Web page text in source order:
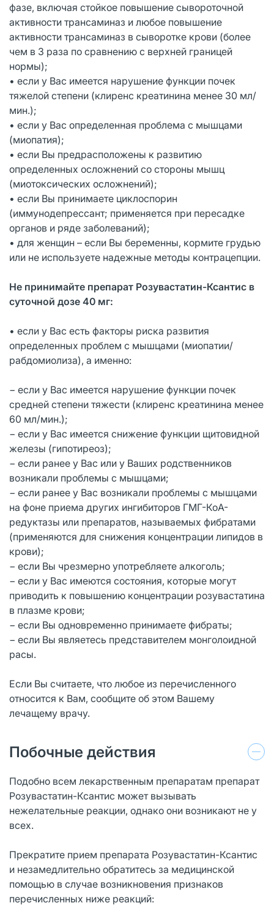
фазе, включая стойкое повышение сывороточной
активности трансаминаз и любое повышение
активности трансаминаз в сыворотке крови (более
чем в 3 раза по сравнению с верхней границей
нормы);
• если у Вас имеется нарушение функции почек
тяжелой степени (клиренс креатинина менее 30 мл/
мин.);
• если у Вас определенная проблема с мышцами
(миопатия);
• если Вы предрасположены к развитию
определенных осложнений со стороны мышц
(миотоксических осложнений);
• если Вы принимаете циклоспорин
(иммунодепрессант; применяется при пересадке
органов и ряде заболеваний);
• для женщин – если Вы беременны, кормите грудью
или не используете надежные методы контрацепции.
Не принимайте препарат Розувастатин-Ксантис в
суточной дозе 40 мг:
• если у Вас есть факторы риска развития
определенных проблем с мышцами (миопатии/
рабдомиолиза), а именно:
− если у Вас имеется нарушение функции почек
средней степени тяжести (клиренс креатинина менее
60 мл/мин.);
− если у Вас имеется снижение функции щитовидной
железы (гипотиреоз);
− если ранее у Вас или у Ваших родственников
возникали проблемы с мышцами;
− если ранее у Вас возникали проблемы с мышцами
на фоне приема других ингибиторов ГМГ-КоА-
редуктазы или препаратов, называемых фибратами
(применяются для снижения концентрации липидов в
крови);
− если Вы чрезмерно употребляете алкоголь;
− если у Вас имеются состояния, которые могут
приводить к повышению концентрации розувастатина
в плазме крови;
− если Вы одновременно принимаете фибраты;
− если Вы являетесь представителем монголоидной
расы.
Если Вы считаете, что любое из перечисленного
относится к Вам, сообщите об этом Вашему
лечащему врачу.
Побочные действия
Подобно всем лекарственным препаратам препарат
Розувастатин-Ксантис может вызывать
нежелательные реакции, однако они возникают не у
всех.
Прекратите прием препарата Розувастатин-Ксантис
и незамедлительно обратитесь за медицинской
помощью в случае возникновения признаков
перечисленных ниже реакций: